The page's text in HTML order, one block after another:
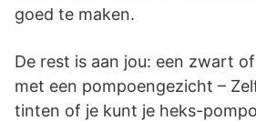
goed te maken.
De rest is aan jou: een zwart
met een pompoengezicht –
tinten of je kunt je heks-